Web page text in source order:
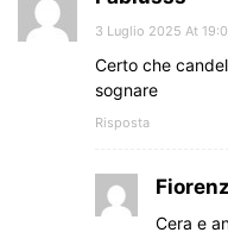
3 Luglio 2025 At
Certo che
sognare
Risposta
Cera e